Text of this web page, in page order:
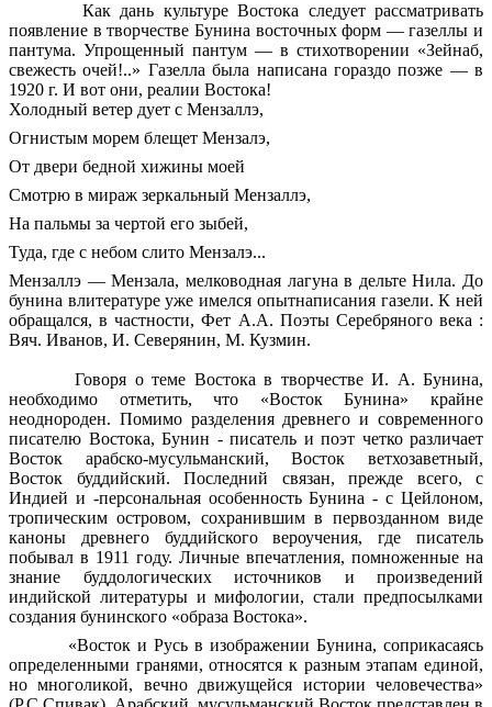
Как дань культуре Востока следует рассматривать
появление в творчестве Бунина восточных форм — газеллы и
пантума. Упрощенный пантум — в стихотворении «Зейнаб,
свежесть очей!..» Газелла была написана гораздо позже — в
1920 г. И вот они, реалии Востока!
Холодный ветер дует с Мензаллэ,
Огнистым морем блещет Мензалэ,
От двери бедной хижины моей
Смотрю в мираж зеркальный Мензаллэ,
На пальмы за чертой его зыбей,
Туда, где с небом слито Мензалэ...
Мензаллэ — Мензала, мелководная лагуна в дельте Нила. До
бунина влитературе уже имелся опытнаписания газели. К ней
обращался, в частности, Фет А.А. Поэты Серебряного века :
Вяч. Иванов, И. Северянин, М. Кузмин.
Говоря о теме Востока в творчестве И. А. Бунина,
необходимо отметить, что «Восток Бунина» крайне
неоднороден. Помимо разделения древнего и современного
писателю Востока, Бунин - писатель и поэт четко различает
Восток арабско-мусульманский, Восток ветхозаветный,
Восток буддийский. Последний связан, прежде всего, с
Индией и -персональная особенность Бунина - с Цейлоном,
тропическим островом, сохранившим в первозданном виде
каноны древнего буддийского вероучения, где писатель
побывал в 1911 году. Личные впечатления, помноженные на
знание буддологических источников и произведений
индийской литературы и мифологии, стали предпосылками
создания бунинского «образа Востока».
«Восток и Русь в изображении Бунина, соприкасаясь
определенными гранями, относятся к разным этапам единой,
но многоликой, вечно движущейся истории человечества»